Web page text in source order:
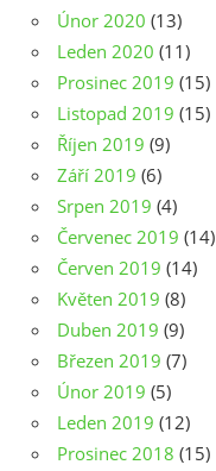
Únor 2020 (13)
Leden 2020 (11)
Prosinec 2019 (15)
Listopad 2019 (15)
Říjen 2019 (9)
Září 2019 (6)
Srpen 2019 (4)
Červenec 2019 (14)
Červen 2019 (14)
Květen 2019 (8)
Duben 2019 (9)
Březen 2019 (7)
Únor 2019 (5)
Leden 2019 (12)
Prosinec 2018 (15)